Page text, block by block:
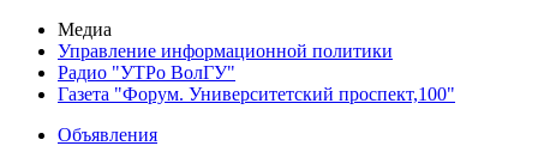
Медиа
Управление информационной политики
Радио "УТРо ВолГУ"
Газета "Форум. Университетский проспект,100"
Объявления